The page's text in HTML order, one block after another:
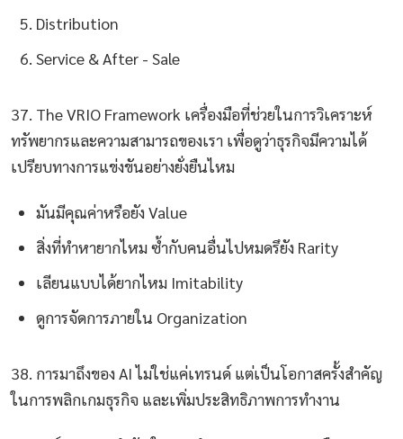
Distribution
Service & After - Sale
37. The VRIO Framework เครื่องมือที่ช่วยในการวิเคราะห์
ทรัพยากรและความสามารถของเรา เพื่อดูว่าธุรกิจมีความได้
เปรียบทางการแข่งขันอย่างยั่งยืนไหม
มันมีคุณค่าหรือยัง Value
สิ่งที่ทำหายากไหม ซ้ำกับคนอื่นไปหมดรึยัง Rarity
เลียนแบบได้ยากไหม Imitability
ดูการจัดการภายใน Organization
38. การมาถึงของ AI ไม่ใช่แค่เทรนด์ แต่เป็นโอกาสครั้งสำคัญ
ในการพลิกเกมธุรกิจ และเพิ่มประสิทธิภาพการทำงาน